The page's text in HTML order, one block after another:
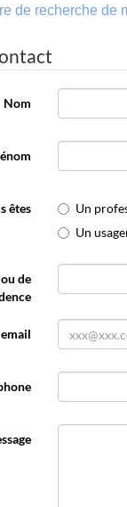
de recherche de
Nom
êtes
Un
Un
de